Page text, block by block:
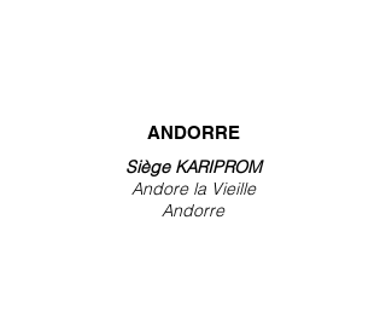
ANDORRE
Siège KARIPROM
Andore la Vieille
Andorre